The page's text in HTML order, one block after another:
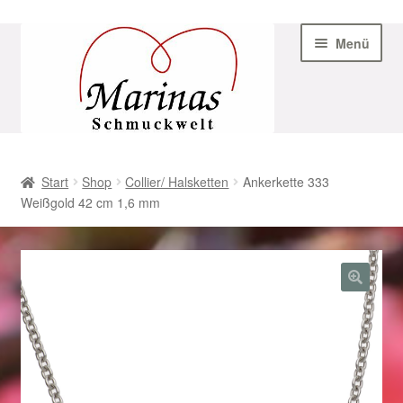
Navigation
Menü
AGB
Beispiel-Seite
Datenschutz
Geschenke zu Ostern 2023
Geschenke zu Ostern 2024
Start Shop Collier/ Halsketten
Ankerkette 333
Weißgold 42 cm 1,6 mm